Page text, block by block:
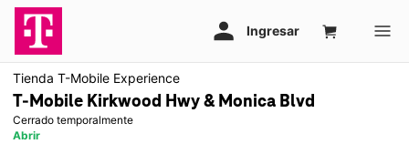
Tienda T-Mobile Experience
T-Mobile Kirkwood Hwy & Monica Blvd
Cerrado temporalmente
Abrir